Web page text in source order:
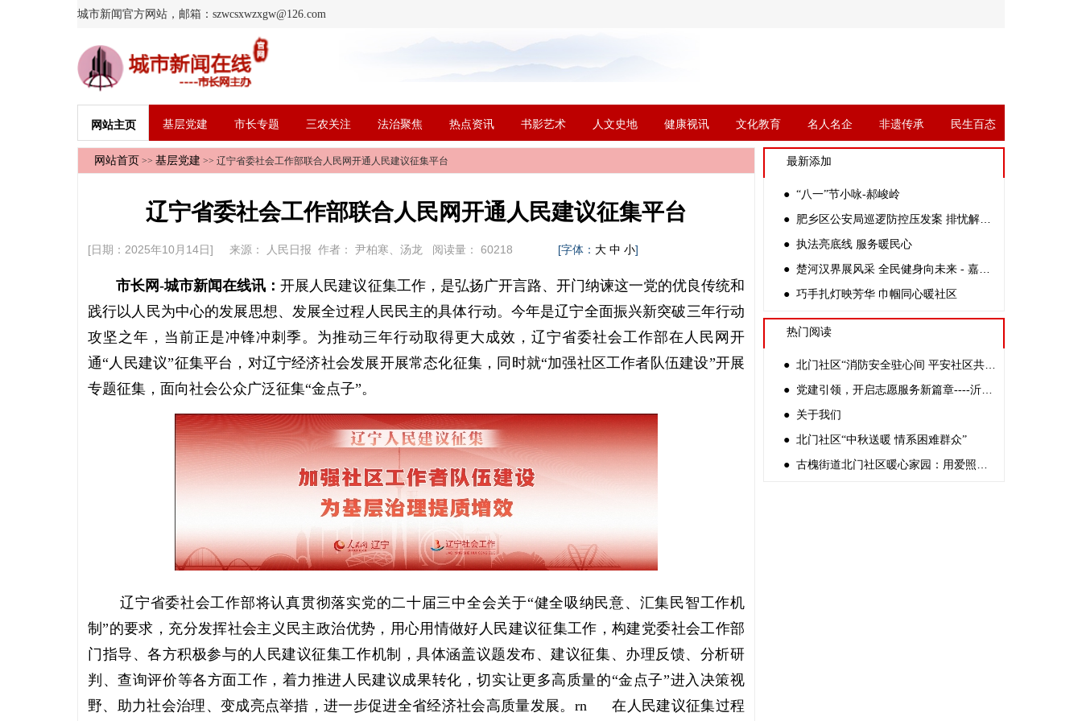
城市新闻官方网站，邮箱：szwcsxwzxgw@126.com
网站主页 基层党建 市长专题 三农关注 法治聚焦 热点资讯 书影艺术 人文史地 健康视讯 文化教育 名人名企 非遗传承 民生百态
网站首页 >> 基层党建 >> 辽宁省委社会工作部联合人民网开通人民建议征集平台
辽宁省委社会工作部联合人民网开通人民建议征集平台
[日期：2025年10月14日] 来源： 人民日报 作者： 尹柏寒、汤龙 阅读量： 60218 [字体： 大 中 小]
市长网-城市新闻在线讯：开展人民建议征集工作，是弘扬广开言路、开门纳谏这一党的优良传统和
践行以人民为中心的发展思想、发展全过程人民民主的具体行动。今年是辽宁全面振兴新突破三年行动
攻坚之年，当前正是冲锋冲刺季。为推动三年行动取得更大成效，辽宁省委社会工作部在人民网开
通“人民建议”征集平台，对辽宁经济社会发展开展常态化征集，同时就“加强社区工作者队伍建设”开展
专题征集，面向社会公众广泛征集“金点子”。
辽宁省委社会工作部将认真贯彻落实党的二十届三中全会关于“健全吸纳民意、汇集民智工作机
制”的要求，充分发挥社会主义民主政治优势，用心用情做好人民建议征集工作，构建党委社会工作部
门指导、各方积极参与的人民建议征集工作机制，具体涵盖议题发布、建议征集、办理反馈、分析研
判、查询评价等各方面工作，着力推进人民建议成果转化，切实让更多高质量的“金点子”进入决策视
野、助力社会治理、变成亮点举措，进一步促进全省经济社会高质量发展。rn 在人民建议征集过程
最新添加
● “八一”节小咏-郝峻岭
● 执法亮底线 服务暖民心
● 巧手扎灯映芳华 巾帼同心暖社区
热门阅读
● 关于我们
● 北门社区“中秋送暖 情系困难群众”